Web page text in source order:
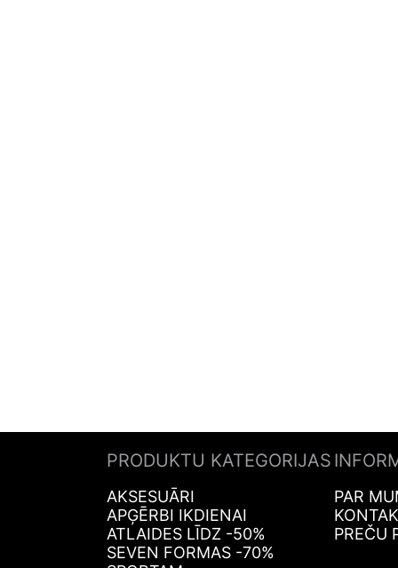
PRODUKTU KATEGORIJAS
AKSESUĀRI
APĢĒRBI IKDIENAI
ATLAIDES LĪDZ -50%
SEVEN FORMAS -70%
PAR
PREČU